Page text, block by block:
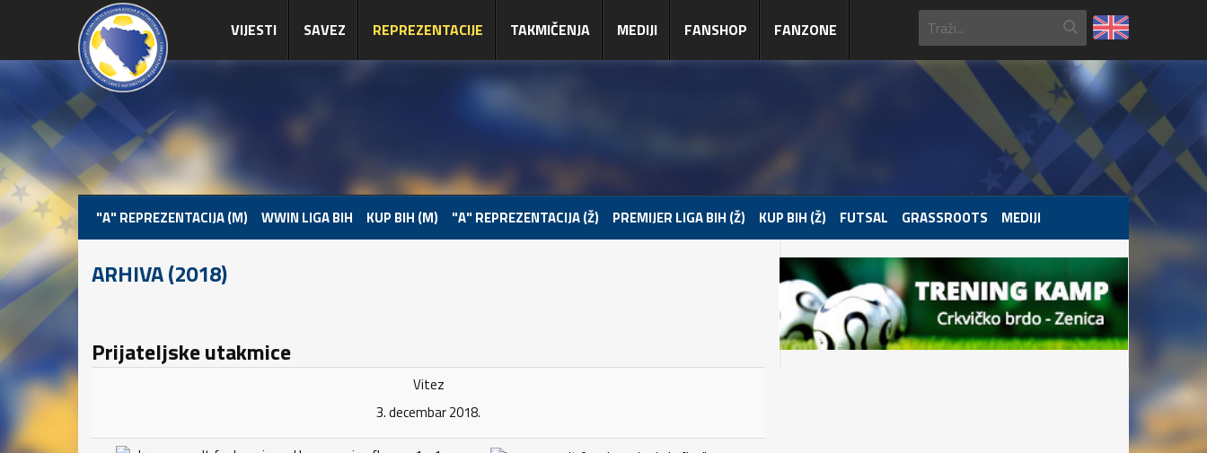
VIJESTI SAVEZ REPREZENTACIJE TAKMIČENJA MEDIJI FANSHOP FANZONE
"A" REPREZENTACIJA (M) WWIN LIGA BIH KUP BIH (M) "A" REPREZENTACIJA (Ž) PREMIJER LIGA BIH (Ž) KUP BIH (Ž) FUTSAL GRASSROOTS MEDIJI
ARHIVA (2018)
Prijateljske utakmice
Vitez
3. decembar 2018.